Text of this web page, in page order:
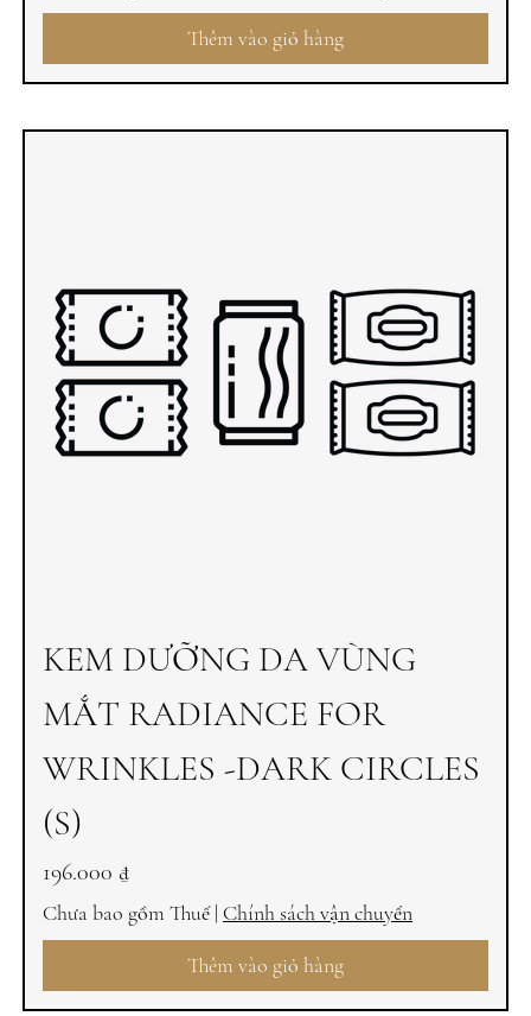
Thêm vào giỏ hàng
KEM DƯỠNG DA VÙNG
MẮT RADIANCE FOR
WRINKLES -DARK CIRCLES
(S)
Giá
196.000 ₫
Chưa bao gồm Thuế| Chính sách vận chuyển
Thêm vào giỏ hàng